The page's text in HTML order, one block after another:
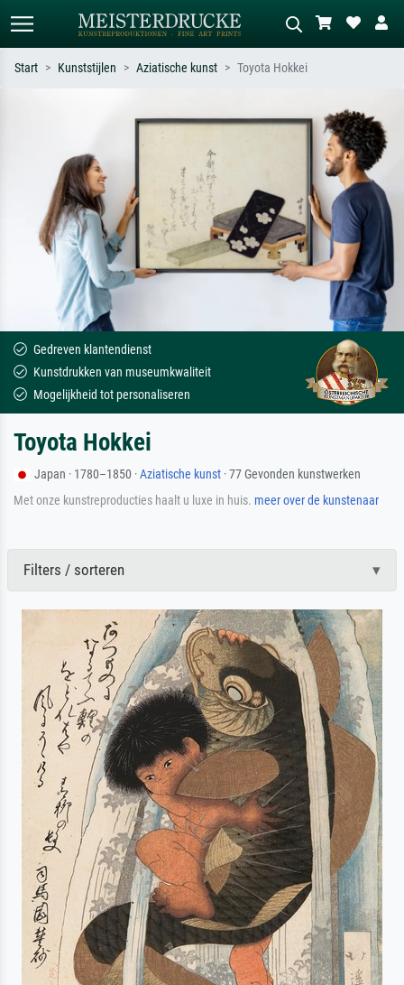
Monet, Sterrennacht, impressionisme,
Hokusai-golf, naakt.
Beschrijf de scène – bijv. groene
weide, abstract met veel rood, donker
olieverfschilderij, staand naakt naast
een boom.
Start Kunststijlen Aziatische kunst Toyota Hokkei
Gedreven klantendienst
Kunstdrukken van museumkwaliteit
Mogelijkheid tot personaliseren
Toyota Hokkei
Japan · 1780–1850 ·Aziatische kunst · 77 Gevonden kunstwerken
Met onze kunstreproducties haalt u luxe in huis. meer over de kunstenaar
Filters / sorteren